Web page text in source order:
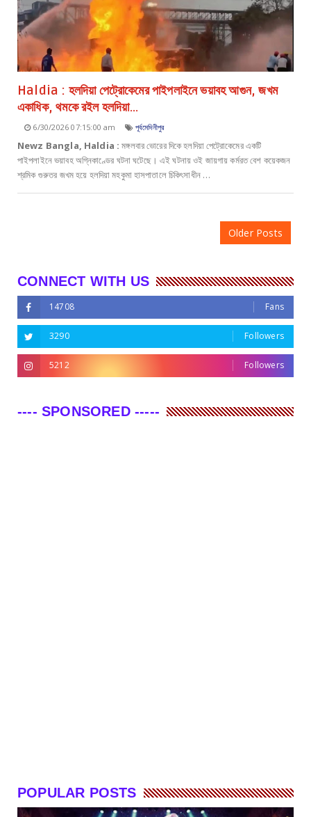
Haldia : হলদিয়া পেট্রোকেমের পাইপলাইনে ভয়াবহ আগুন, জখম
একাধিক, থমকে রইল হলদিয়া...
6/30/2026 07:15:00 am পূর্বমেদিনীপুর
Newz Bangla, Haldia : মঙ্গলবার ভোরের দিকে হলদিয়া পেট্রোকেমের একটি
পাইপলাইনে ভয়াবহ অগ্নিকাণ্ডের ঘটনা ঘটেছে। এই ঘটনায় ওই জায়গায় কর্মরত বেশ কয়েকজন
শ্রমিক গুরুতর জখম হয়ে হলদিয়া মহকুমা হাসপাতালে চিকিৎসাধীন …
Older Posts
CONNECT WITH US
14708 Fans
3290 Followers
5212 Followers
---- SPONSORED -----
POPULAR POSTS